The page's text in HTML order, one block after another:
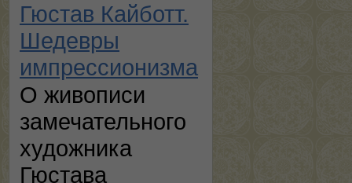
Гюстав Кайботт.
Шедевры
импрессионизма
О живописи
замечательного
художника
Гюстава